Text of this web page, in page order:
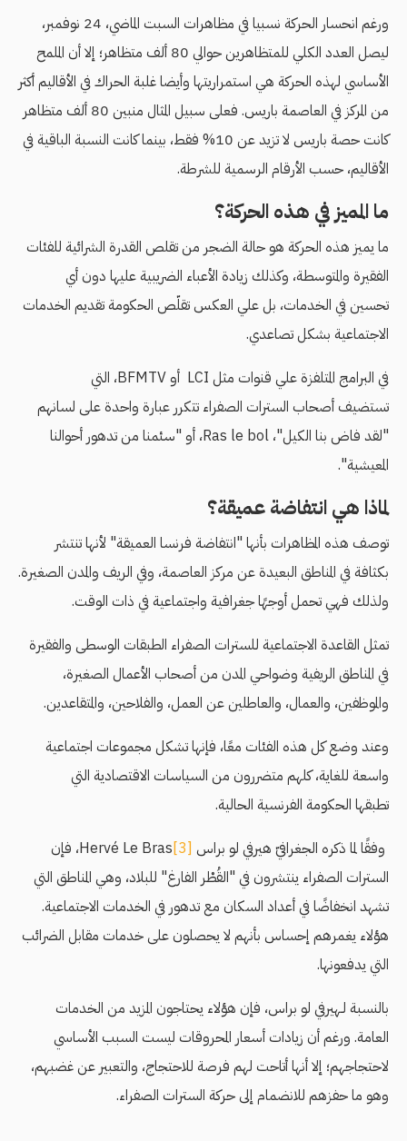
ورغم انحسار الحركة نسبيا في مظاهرات السبت الماضي، 24 نوفمبر،
ليصل العدد الكلي للمتظاهرين حوالي 80 ألف متظاهر؛ إلا أن الملمح
الأساسي لهذه الحركة هي استمراريتها وأيضا غلبة الحراك في الأقاليم أكثر
من المركز في العاصمة باريس. فعلى سبيل المثال منبين 80 ألف متظاهر
كانت حصة باريس لا تزيد عن 10% فقط، بينما كانت النسبة الباقية في
الأقاليم، حسب الأرقام الرسمية للشرطة.
ما المميز في هذه الحركة؟
ما يميز هذه الحركة هو حالة الضجر من تقلص القدرة الشرائية للفئات
الفقيرة والمتوسطة، وكذلك زيادة الأعباء الضريبية عليها دون أي
تحسين في الخدمات، بل علي العكس تقلّص الحكومة تقديم الخدمات
الاجتماعية بشكل تصاعدي.
في البرامج المتلفزة علي قنوات مثل LCI أو BFMTV، التي
تستضيف أصحاب السترات الصفراء تتكرر عبارة واحدة على لسانهم
"لقد فاض بنا الكيل"، Ras le bol، أو "سئمنا من تدهور أحوالنا
المعيشية".
لماذا هي انتفاضة عميقة؟
توصف هذه المظاهرات بأنها "انتفاضة فرنسا العميقة" لأنها تنتشر
بكثافة في المناطق البعيدة عن مركز العاصمة، وفي الريف والمدن الصغيرة.
ولذلك فهي تحمل أوجهًا جغرافية واجتماعية في ذات الوقت.
تمثل القاعدة الاجتماعية للسترات الصفراء الطبقات الوسطى والفقيرة
في المناطق الريفية وضواحي المدن من أصحاب الأعمال الصغيرة،
والموظفين، والعمال، والعاطلين عن العمل، والفلاحين، والمتقاعدين.
وعند وضع كل هذه الفئات معًا، فإنها تشكل مجموعات اجتماعية
واسعة للغاية، كلهم متضررون من السياسات الاقتصادية التي
تطبقها الحكومة الفرنسية الحالية.
وفقًا لما ذكره الجغرافيّ هيرفي لو براس Hervé Le Bras [3]
، فإن
السترات الصفراء ينتشرون في "القُطْر الفارغ" للبلاد، وهي المناطق التي
تشهد انخفاضًا في أعداد السكان مع تدهور في الخدمات الاجتماعية.
هؤلاء يغمرهم إحساس بأنهم لا يحصلون على خدمات مقابل الضرائب
التي يدفعونها.
بالنسبة لـهيرفي لو براس، فإن هؤلاء يحتاجون المزيد من الخدمات
العامة. ورغم أن زيادات أسعار المحروقات ليست السبب الأساسي
لاحتجاجهم؛ إلا أنها أتاحت لهم فرصة للاحتجاج، والتعبير عن غضبهم،
وهو ما حفزهم للانضمام إلى حركة السترات الصفراء.